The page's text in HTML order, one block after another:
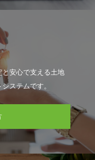
と安心で支える土地
ステムです。